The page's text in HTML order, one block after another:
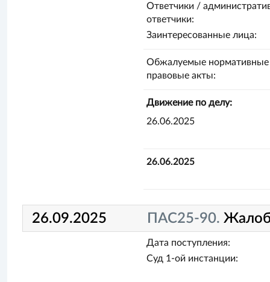
Ответчики /
ответчики:
Заинтересованные лица:
Обжалуемые нормативные
правовые акты:
Движение по делу:
26.06.2025
26.06.2025
26.09.2025 ПАС25-90.
Дата поступления:
Суд 1-ой инстанции: